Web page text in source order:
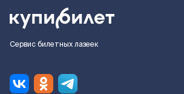
Сервис билетных лазеек